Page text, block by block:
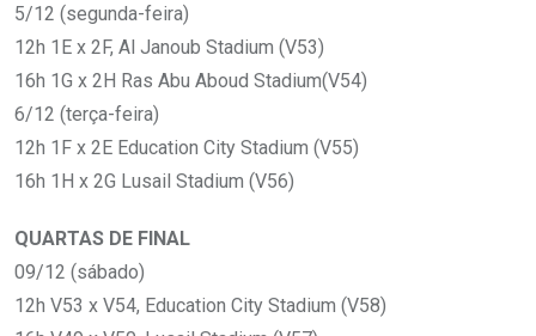
5/12 (segunda-feira)
12h 1E x 2F, Al Janoub Stadium (V53)
16h 1G x 2H Ras Abu Aboud Stadium(V54)
6/12 (terça-feira)
12h 1F x 2E Education City Stadium (V55)
16h 1H x 2G Lusail Stadium (V56)
QUARTAS DE FINAL
09/12 (sábado)
12h V53 x V54, Education City Stadium (V58)